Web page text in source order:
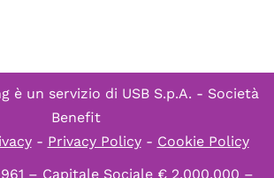
è un servizio di USB S.p.A. - Società
Benefit
- Privacy Policy- Cookie Policy
– Capitale Sociale € 2.000.000 –